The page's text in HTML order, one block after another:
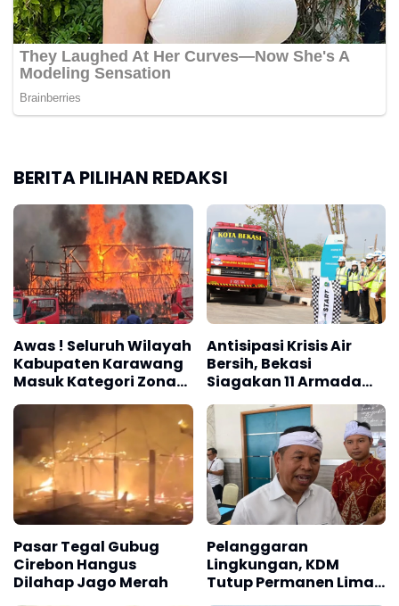
BERITA PILIHAN REDAKSI
Awas ! Seluruh Wilayah
Kabupaten Karawang
Masuk Kategori Zona
Kuning Kebakaran
Berdasarkan
Penyusunan RISPK
Antisipasi Krisis Air
Bersih, Bekasi
Siagakan 11 Armada
Water Trucking
Pasar Tegal Gubug
Cirebon Hangus
Dilahap Jago Merah
Pelanggaran
Lingkungan, KDM
Tutup Permanen Lima